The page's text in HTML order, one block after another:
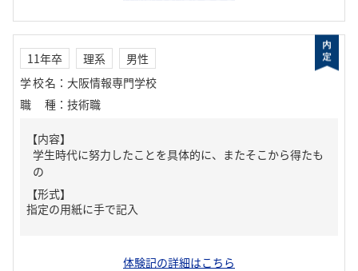
11年卒 理系
男性
学校名 ： 大阪情報専門学校
職種 ： 技術職
【内容】
学生時代に努力したことを具体的に、またそこから得たも
の
【形式】
指定の用紙に手で記入
体験記の詳細はこちら